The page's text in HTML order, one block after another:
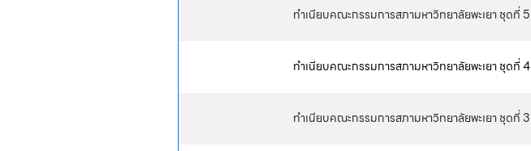
ทำเนียบคณะกรรมการสภามหาวิทยาลัยพะเยา ชุดที่ 5
ทำเนียบคณะกรรมการสภามหาวิทยาลัยพะเยา ชุดที่ 4
ทำเนียบคณะกรรมการสภามหาวิทยาลัยพะเยา ชุดที่ 3